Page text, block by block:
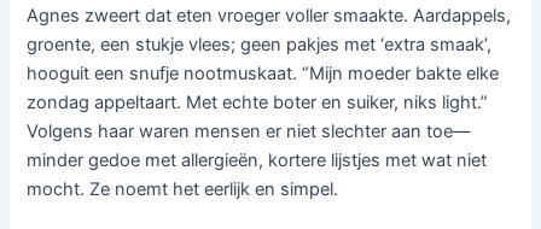
Agnes zweert dat eten vroeger voller smaakte. Aardappels,
groente, een stukje vlees; geen pakjes met ‘extra smaak’,
hooguit een snufje nootmuskaat. “Mijn moeder bakte elke
zondag appeltaart. Met echte boter en suiker, niks light.”
Volgens haar waren mensen er niet slechter aan toe—
minder gedoe met allergieën, kortere lijstjes met wat niet
mocht. Ze noemt het eerlijk en simpel.